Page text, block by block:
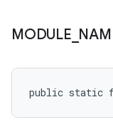
MODULE
public static